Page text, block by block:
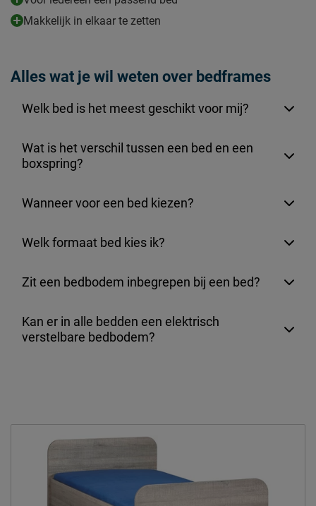
Makkelijk in elkaar te zetten
Alles wat je wil weten over bedframes
Welk bed is het meest geschikt voor mij?
Wat is het verschil tussen een bed en een
boxspring?
Wanneer voor een bed kiezen?
Welk formaat bed kies ik?
Zit een bedbodem inbegrepen bij een bed?
Kan er in alle bedden een elektrisch
verstelbare bedbodem?